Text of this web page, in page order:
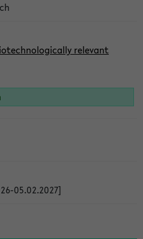
relevant
05.02.2027]